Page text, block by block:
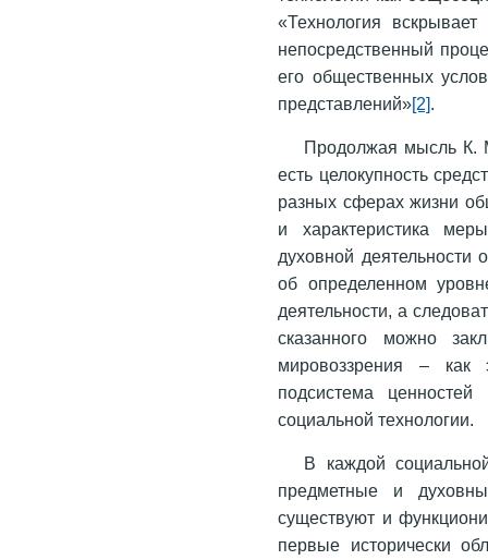
«Технология
непосредственный
его общественных
представлений»[2].
Продолжая мысль К.
есть целокупность
разных сферах жизни
и характеристика
духовной деятельности
об определенном
деятельности, а
сказанного можно
мировоззрения – как
подсистема
социальной технологии.
В каждой
предметные и
существуют и
первые исторически